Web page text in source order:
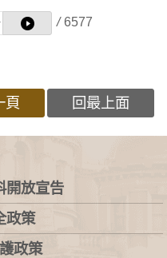
/ 6577
頁 回最上面
開放宣告
政策
政策